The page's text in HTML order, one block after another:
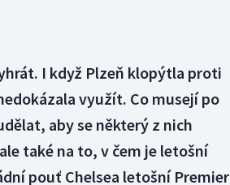
I když Plzeň klopýtla proti
využít. Co musejí po
aby se některý z nich
také na to, v čem je letošní
pouť Chelsea letošní Premier